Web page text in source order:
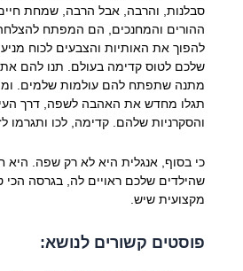
סבלנות, והרבה, אבל הרבה, שמחת
ההורים והמחנכים, הם המפתח
להפוך את האותיות והצבעים לכוח
שלכם לטוס קדימה בעולם. תנו להם את
מתנה שתפתח להם עולמות שלמים.
תגלו מחדש את האהבה לשפה, דרך
והסקרניות שלהם. קדימה, לכו ותגרמו
כי בסוף, אנגלית היא לא רק שפה. היא
שהילדים שלכם ראויים לה, בגרסה הכי
מקצועית שיש.
פוסטים קשורים לנושא: